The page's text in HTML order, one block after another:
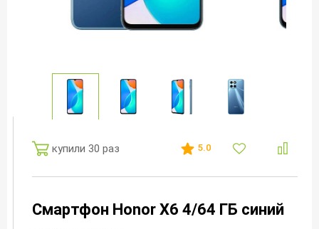
купили 30 раз 5.0
Смартфон Honor X6 4/64 ГБ синий